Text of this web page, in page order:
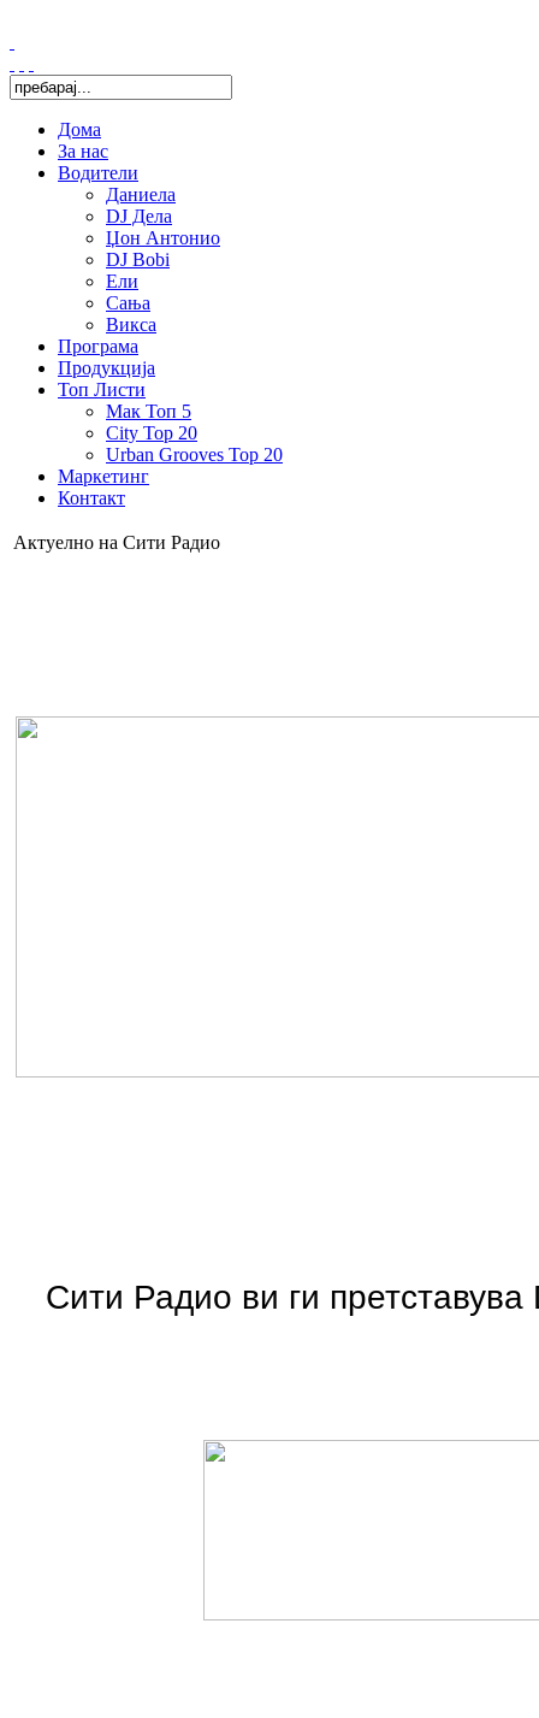
Дома
За нас
Водители
Даниела
DJ Дела
Џон Антонио
DJ Bobi
Ели
Сања
Викса
Програма
Продукција
Топ Листи
Мак Топ 5
City Top 20
Urban Grooves Top 20
Маркетинг
Контакт
Актуелно на Сити Радио
Сити Радио ви ги